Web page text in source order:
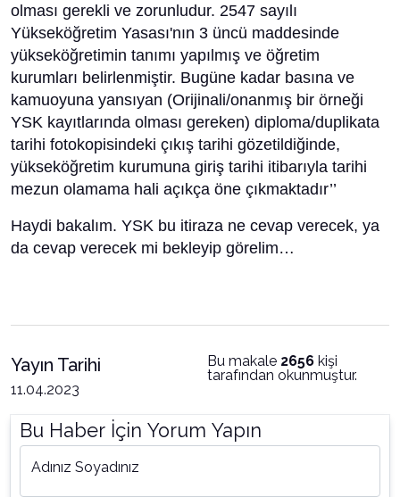
olması gerekli ve zorunludur. 2547 sayılı
Yükseköğretim Yasası'nın 3 üncü maddesinde
yükseköğretimin tanımı yapılmış ve öğretim
kurumları belirlenmiştir. Bugüne kadar basına ve
kamuoyuna yansıyan (Orijinali/onanmış bir örneği
YSK kayıtlarında olması gereken) diploma/duplikata
tarihi fotokopisindeki çıkış tarihi gözetildiğinde,
yükseköğretim kurumuna giriş tarihi itibarıyla tarihi
mezun olamama hali açıkça öne çıkmaktadır’’
Haydi bakalım. YSK bu itiraza ne cevap verecek, ya
da cevap verecek mi bekleyip görelim…
Yayın Tarihi
11.04.2023
Bu makale 2656 kişi
tarafından okunmuştur.
Bu Haber İçin Yorum Yapın
Adınız Soyadınız